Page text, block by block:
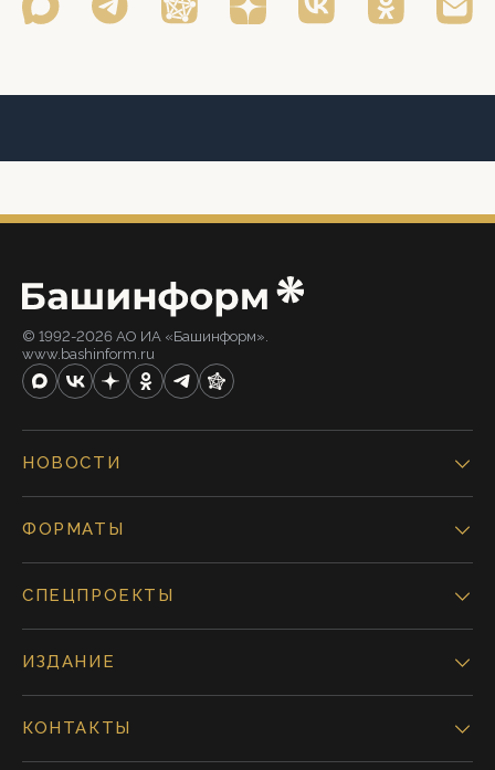
© 1992-2026 АО ИА «Башинформ».
www.bashinform.ru
НОВОСТИ
ФОРМАТЫ
СПЕЦПРОЕКТЫ
ИЗДАНИЕ
КОНТАКТЫ